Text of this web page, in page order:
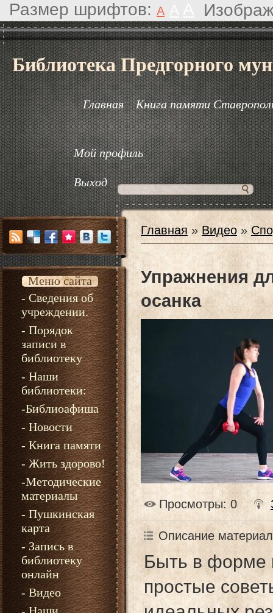
Размер шрифтов: A
Библиотека Предгорного
Главная Книга памяти
Мой профиль
Выход
Меню сайта
- Сведения об
учреждении.
- Порядок
записи в
библиотеку
- Наши
библиотеки:
-Библиоафиша
- Новости
- Книга памяти
- Жить здорово!
-Методические
материалы
- Пушкинская
карта
- Запись в
библиотеку
онлайн
- Видео
Главная »Видео »
Упражнения
осанка
Просмотры: 0
Описание
Быть в форме
простые